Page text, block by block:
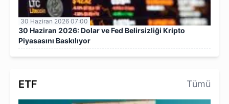
30 Haziran 2026 07:00
30 Haziran 2026: Dolar ve Fed Belirsizliği Kripto
Piyasasını Baskılıyor
ETF Tümü